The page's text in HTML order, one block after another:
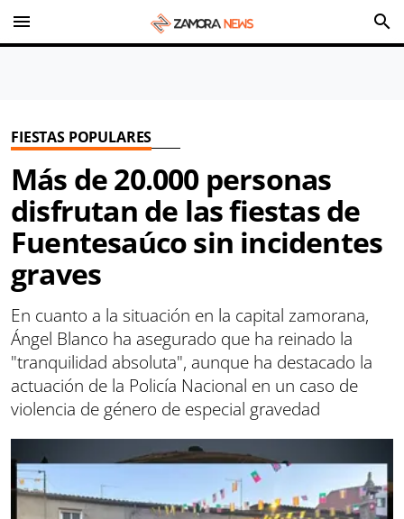
menu search
FIESTAS POPULARES
Más de 20.000 personas
disfrutan de las fiestas de
Fuentesaúco sin incidentes
graves
En cuanto a la situación en la capital zamorana,
Ángel Blanco ha asegurado que ha reinado la
"tranquilidad absoluta", aunque ha destacado la
actuación de la Policía Nacional en un caso de
violencia de género de especial gravedad